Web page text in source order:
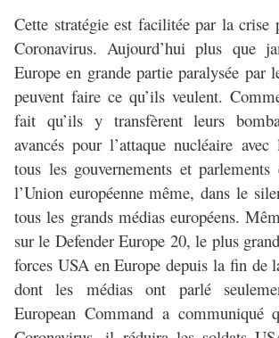
Cette stratégie est facilitée par la crise
Coronavirus. Aujourd’hui plus que
Europe en grande partie paralysée par
peuvent faire ce qu’ils veulent.
fait qu’ils y transfèrent leurs
avancés pour l’attaque nucléaire avec
tous les gouvernements et parlements
l’Union européenne même, dans le
tous les grands médias européens.
sur le Defender Europe 20, le plus
forces USA en Europe depuis la fin de
dont les médias ont parlé
European Command a communiqué